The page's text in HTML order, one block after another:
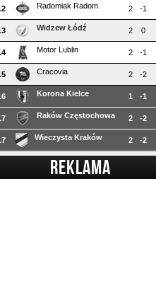
Radomiak Radom 2 -1
Widzew Łódź 2 0
Motor Lublin 2 -1
Cracovia 2 -2
Korona Kielce 1 -1
Raków Częstochowa 2 -2
Wieczysta Kraków 2 -2
REKLAMA